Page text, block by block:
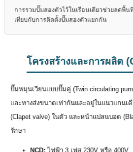
การรวมปั๊มสองตัวไว้ในเรือนเดียวช่วยลดพื้น
เทียบกับการติดตั้งปั๊มสองตัวแยกกัน
โครงสร้างและการผลิต
ปั๊มหมุนเวียนแบบปั๊มคู่ (Twin circulating
และทางส่งขนาดเท่ากันและอยู่ในแนวแกนเ
(Clapet valve) ในตัว และหน้าแปลนบอด
รักษา
NCD: ไฟฟ้า 3 เฟส 230V หรือ 400V